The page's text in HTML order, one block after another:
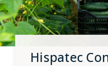
Hispatec